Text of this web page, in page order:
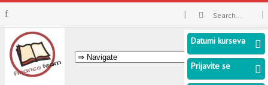
Datumi kurseva
Prijavite se